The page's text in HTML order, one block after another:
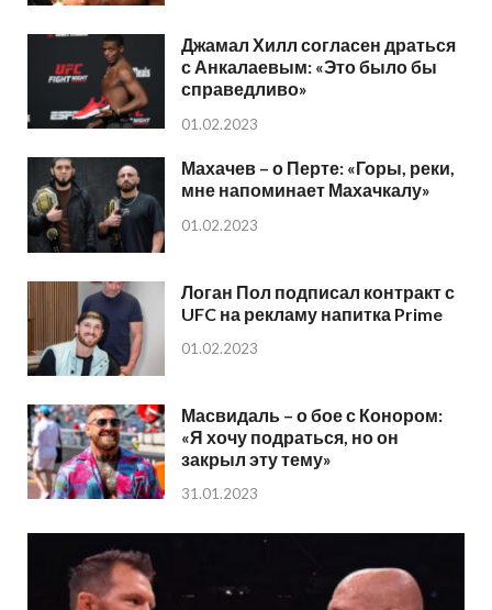
Джамал Хилл согласен драться
с Анкалаевым: «Это было бы
справедливо»
01.02.2023
Махачев – о Перте: «Горы, реки,
мне напоминает Махачкалу»
01.02.2023
Логан Пол подписал контракт с
UFC на рекламу напитка Prime
01.02.2023
Масвидаль – о бое с Конором:
«Я хочу подраться, но он
закрыл эту тему»
31.01.2023